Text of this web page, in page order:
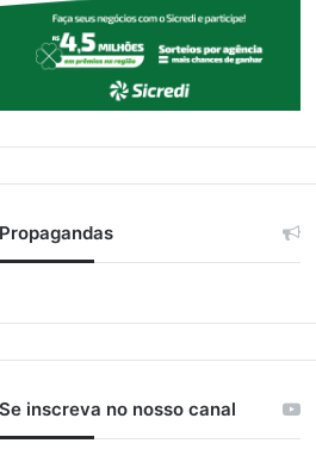
Propagandas
Se inscreva no nosso canal